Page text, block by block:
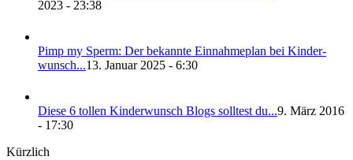
2023 - 23:38
Pimp my Sperm: Der bekann­te Ein­nah­me­plan bei Kin­der­
wunsch...13. Januar 2025 - 6:30
Die­se 6 tol­len Kin­der­wunsch Blogs soll­test du...9. März 2016
- 17:30
Kürzlich